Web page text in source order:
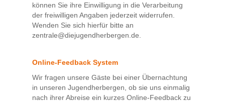
können Sie ihre Einwilligung in die Verarbeitung
der freiwilligen Angaben jederzeit widerrufen.
Wenden Sie sich hierfür bitte an
zentrale@diejugendherbergen.de.
Online-Feedback System
Wir fragen unsere Gäste bei einer Übernachtung
in unseren Jugendherbergen, ob sie uns einmalig
nach ihrer Abreise ein kurzes Online-Feedback zu